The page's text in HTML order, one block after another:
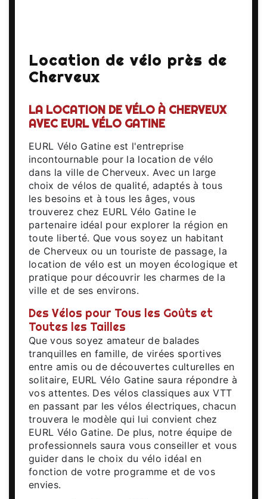
Location de vélo près de
Cherveux
LA LOCATION DE VÉLO À CHERVEUX
AVEC EURL VÉLO GATINE
EURL Vélo Gatine est l'entreprise
incontournable pour la location de vélo
dans la ville de Cherveux. Avec un large
choix de vélos de qualité, adaptés à tous
les besoins et à tous les âges, vous
trouverez chez EURL Vélo Gatine le
partenaire idéal pour explorer la région en
toute liberté. Que vous soyez un habitant
de Cherveux ou un touriste de passage, la
location de vélo est un moyen écologique et
pratique pour découvrir les charmes de la
ville et de ses environs.
Des Vélos pour Tous les Goûts et
Toutes les Tailles
Que vous soyez amateur de balades
tranquilles en famille, de virées sportives
entre amis ou de découvertes culturelles en
solitaire, EURL Vélo Gatine saura répondre à
vos attentes. Des vélos classiques aux VTT
en passant par les vélos électriques, chacun
trouvera le modèle qui lui convient chez
EURL Vélo Gatine. De plus, notre équipe de
professionnels saura vous conseiller et vous
guider dans le choix du vélo idéal en
fonction de votre programme et de vos
envies.